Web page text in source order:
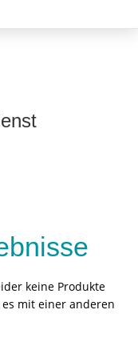
keine Produkte
mit einer anderen